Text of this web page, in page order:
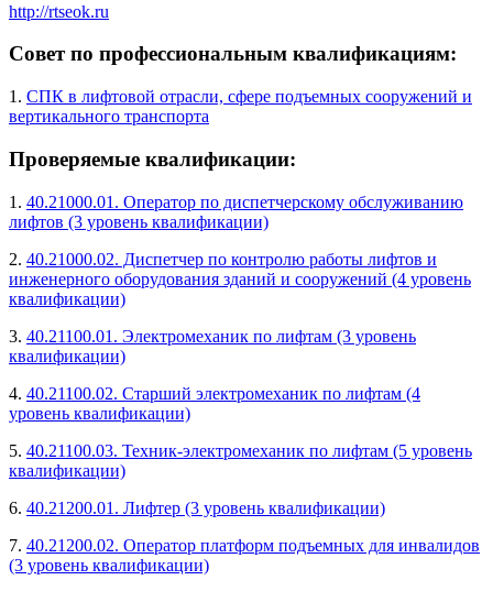
http://rtseok.ru
Совет по профессиональным квалификациям:
1. СПК в лифтовой отрасли, сфере подъемных сооружений и
вертикального транспорта
Проверяемые квалификации:
1. 40.21000.01. Оператор по диспетчерскому обслуживанию
лифтов (3 уровень квалификации)
2. 40.21000.02. Диспетчер по контролю работы лифтов и
инженерного оборудования зданий и сооружений (4 уровень
квалификации)
3. 40.21100.01. Электромеханик по лифтам (3 уровень
квалификации)
4. 40.21100.02. Старший электромеханик по лифтам (4
уровень квалификации)
5. 40.21100.03. Техник-электромеханик по лифтам (5 уровень
квалификации)
6. 40.21200.01. Лифтер (3 уровень квалификации)
7. 40.21200.02. Оператор платформ подъемных для инвалидов
(3 уровень квалификации)